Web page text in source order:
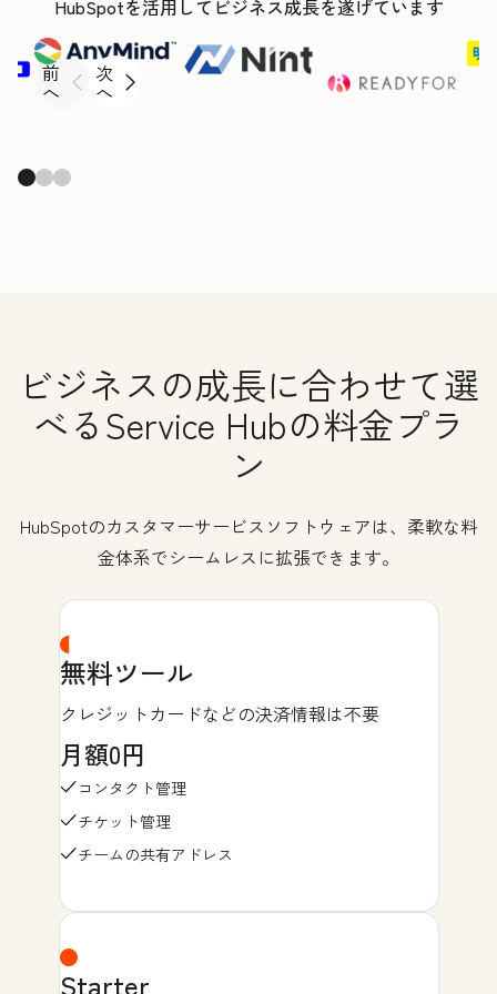
HubSpotを活用してビジネス成長を遂げています
前
へ
次
へ
ビジネスの成長に合わせて選
べるService Hubの料金プラ
ン
HubSpotのカスタマーサービスソフトウェアは、柔軟な料
金体系でシームレスに拡張できます。
無料ツール
クレジットカードなどの決済情報は不要
月額0円
コンタクト管理
チケット管理
チームの共有アドレス
Starter